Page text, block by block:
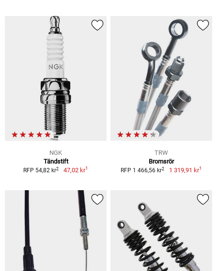
NGK
Tändstift
RFP 54,82 kr2 47,02 kr1
TRW
Bromsrör
RFP 1 466,56 kr2 1 319,91 kr1